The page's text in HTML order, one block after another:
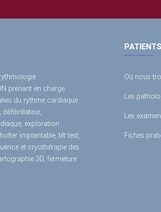
prenant en charge
du rythme cardiaque :
exploration
implantable, tilt test,
et cryothérapie des
3D, fermeture
PATIENTS
Où nous
Les
Les
Fiches